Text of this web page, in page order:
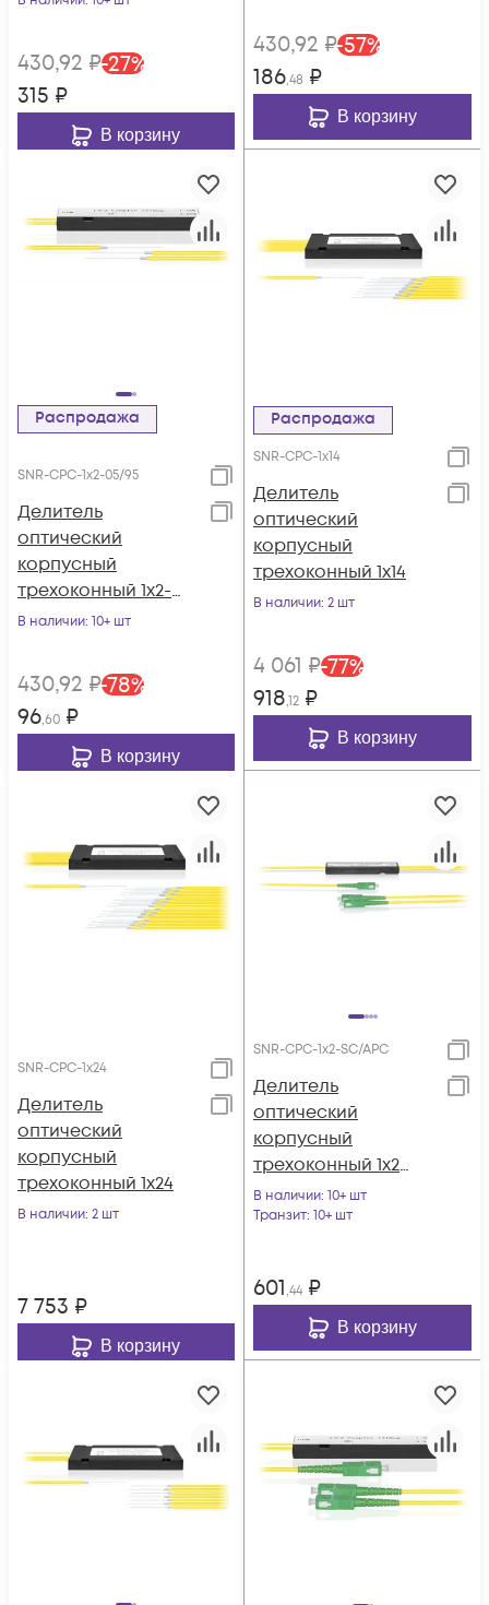
430,92 ₽-27%
315 ₽
В корзину
430,92 ₽-57%
186,48 ₽
В корзину
Распродажа
SNR-CPС-1x2-05/95
Делитель
оптический
корпусный
трехоконный 1х2-
05/95
В наличии: 10+ шт
430,92 ₽-78%
96,60 ₽
В корзину
Распродажа
SNR-CPC-1x14
Делитель
оптический
корпусный
трехоконный 1х14
В наличии: 2 шт
4 061 ₽-77%
918,12 ₽
В корзину
SNR-CPC-1x24
Делитель
оптический
корпусный
трехоконный 1х24
В наличии: 2 шт
7 753 ₽
В корзину
SNR-CPC-1x2-SC/APC
Делитель
оптический
корпусный
трехоконный 1х2
SC/APC
В наличии: 10+ шт
Транзит: 10+ шт
601,44 ₽
В корзину